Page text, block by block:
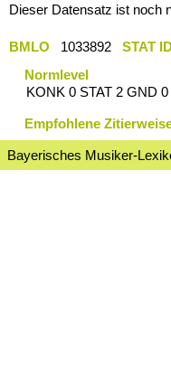
Dieser Datensatz ist noch
BMLO 1033892 STAT
Normlevel
KONK 0 STAT 2 GND
Empfohlene
Bayerisches Musiker-